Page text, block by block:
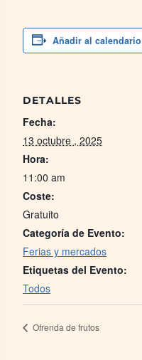
Añadir al calendario
DETALLES
Fecha:
13 octubre , 2025
Hora:
11:00 am
Coste:
Gratuito
Categoría de Evento:
Ferias y mercados
Etiquetas del Evento:
Todos
Ofrenda de frutos